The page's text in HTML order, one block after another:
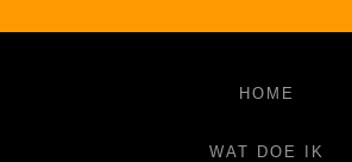
HOME
WAT DOE IK